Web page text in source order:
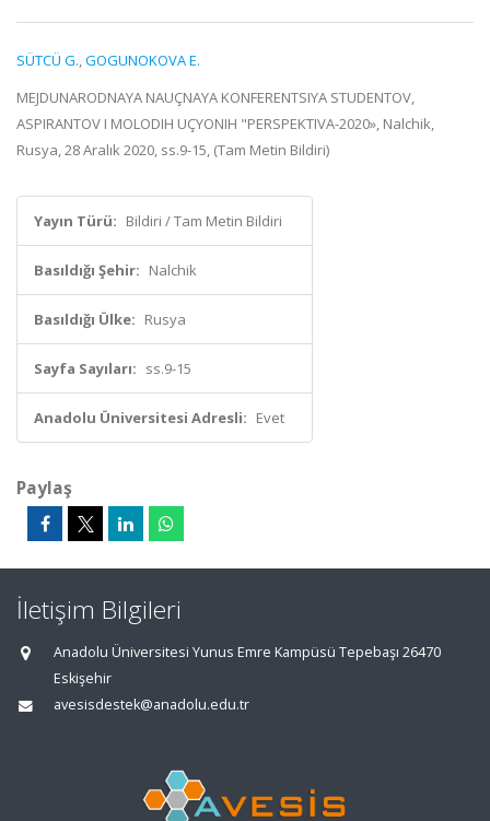
SÜTCÜ G.,GOGUNOKOVA E.
MEJDUNARODNAYA NAUÇNAYA KONFERENTSIYA STUDENTOV,
ASPIRANTOV I MOLODIH UÇYONIH "PERSPEKTIVA-2020», Nalchik,
Rusya, 28 Aralık 2020, ss.9-15, (Tam Metin Bildiri)
Yayın Türü: Bildiri / Tam Metin Bildiri
Basıldığı Şehir: Nalchik
Basıldığı Ülke: Rusya
Sayfa Sayıları: ss.9-15
Anadolu Üniversitesi Adresli: Evet
Paylaş
İletişim Bilgileri
Anadolu Üniversitesi Yunus Emre Kampüsü Tepebaşı 26470
Eskişehir
avesisdestek@anadolu.edu.tr